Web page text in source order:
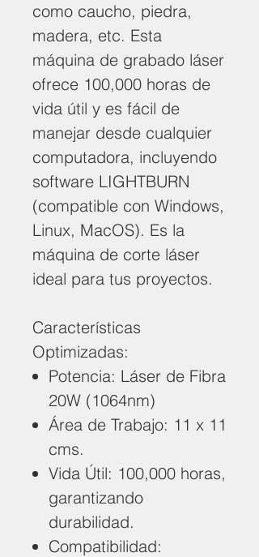
como caucho, piedra,
madera, etc. Esta
máquina de grabado láser
ofrece 100,000 horas de
vida útil y es fácil de
manejar desde cualquier
computadora, incluyendo
software LIGHTBURN
(compatible con Windows,
Linux, MacOS). Es la
máquina de corte láser
ideal para tus proyectos.
Características
Optimizadas:
Potencia: Láser de Fibra
20W (1064nm)
Área de Trabajo: 11 x 11
cms.
Vida Útil: 100,000 horas,
garantizando
durabilidad.
Compatibilidad: